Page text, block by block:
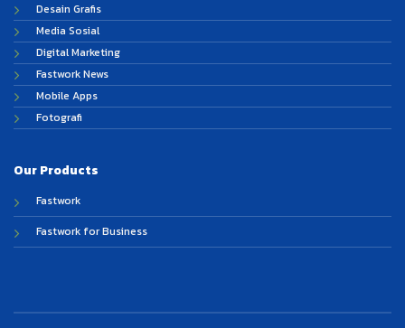
Desain Grafis
Media Sosial
Digital Marketing
Fastwork News
Mobile Apps
Fotografi
Our Products
Fastwork
Fastwork for Business